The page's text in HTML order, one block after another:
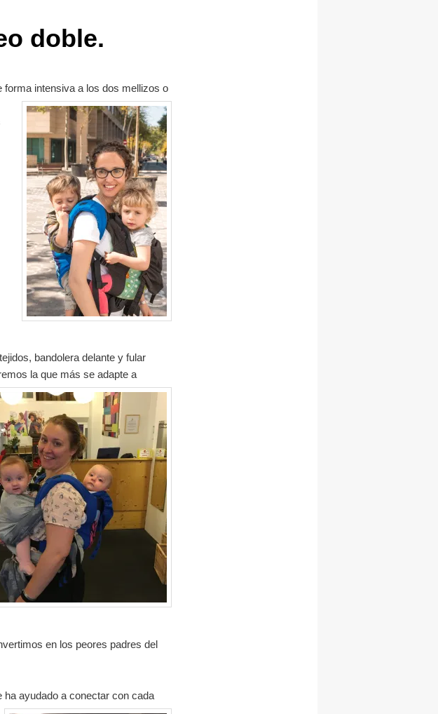
doble.
intensiva a los dos mellizos o
bandolera delante y fular
la que más se adapte a
en los peores padres del
ayudado a conectar con cada